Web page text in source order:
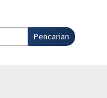
Pencarian